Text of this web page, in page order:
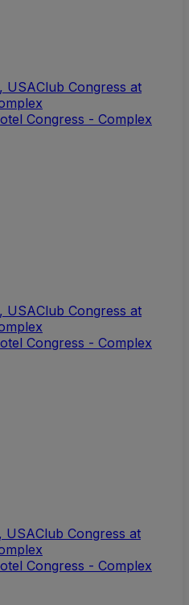
USAClub Congress at
Congress - Complex
USAClub Congress at
Congress - Complex
USAClub Congress at
Congress - Complex